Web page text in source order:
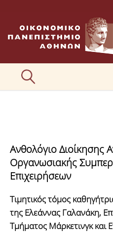
Ανθολόγιο Διοίκησης
Οργανωσιακής
Επιχειρήσεων
Τιμητικός τόμος
της Ελεάννας Γαλανάκη,
Τμήματος Μάρκετινγκ και